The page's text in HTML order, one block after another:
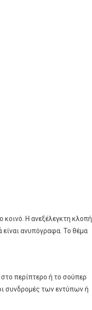
κοινό. Η ανεξέλεγκτη κλοπή
ανυπόγραφα. Το θέμα
περίπτερο ή το σούπερ
συνδρομές των εντύπων ή